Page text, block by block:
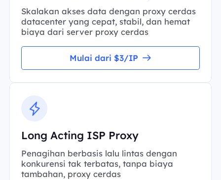
Skalakan akses data dengan proxy cerdas
datacenter yang cepat, stabil, dan hemat
biaya dari server proxy cerdas
Mulai dari $3/IP
Long Acting ISP Proxy
Penagihan berbasis lalu lintas dengan
konkurensi tak terbatas, tanpa biaya
tambahan, proxy cerdas